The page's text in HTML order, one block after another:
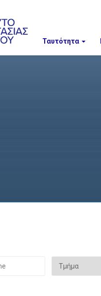
Ταυτότητα